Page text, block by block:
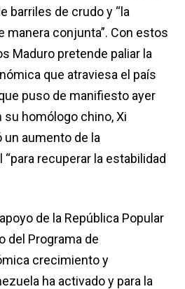
barriles de crudo y “la
manera conjunta”. Con estos
Maduro pretende paliar la
que atraviesa el país
puso de manifiesto ayer
homólogo chino, Xi
un aumento de la
recuperar la estabilidad
de la República Popular
del Programa de
crecimiento y
ha activado y para la